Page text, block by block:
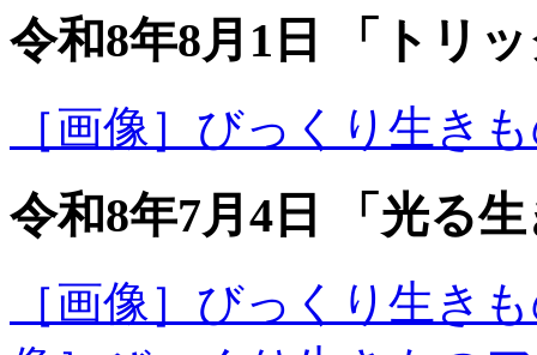
令和8年8月1日 「トリ
［画像］びっくり生き
令和8年7月4日 「光る
［画像］びっくり生き